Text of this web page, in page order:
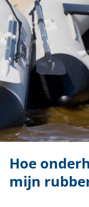
Hoe
mijn